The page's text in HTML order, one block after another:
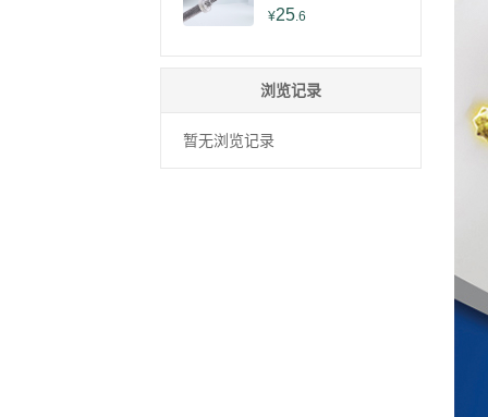
240mm² 架空导线
¥25.6
浏览记录
暂无浏览记录